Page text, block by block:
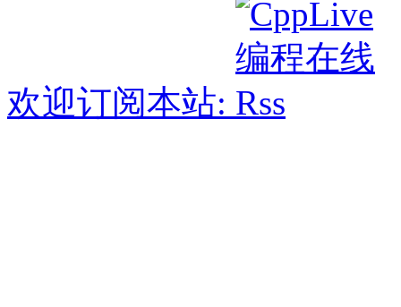
欢迎订阅本站: